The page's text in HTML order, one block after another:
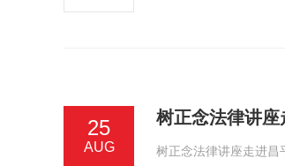
25
AUG
树正念法律讲
树正念法律讲座走进昌